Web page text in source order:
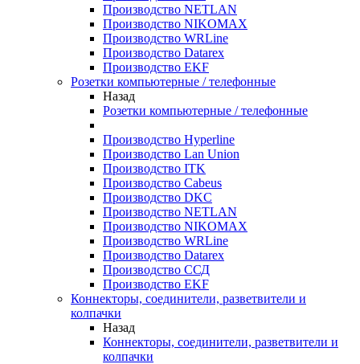
Производство NETLAN
Производство NIKOMAX
Производство WRLine
Производство Datarex
Производство EKF
Розетки компьютерные / телефонные
Назад
Розетки компьютерные / телефонные
Производство Hyperline
Производство Lan Union
Производство ITK
Производство Cabeus
Производство DKC
Производство NETLAN
Производство NIKOMAX
Производство WRLine
Производство Datarex
Производство ССД
Производство EKF
Коннекторы, соединители, разветвители и
колпачки
Назад
Коннекторы, соединители, разветвители и
колпачки